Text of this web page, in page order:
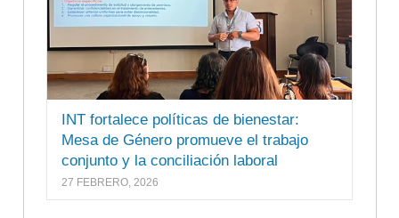
INT fortalece políticas de bienestar:
Mesa de Género promueve el trabajo
conjunto y la conciliación laboral
27 FEBRERO, 2026